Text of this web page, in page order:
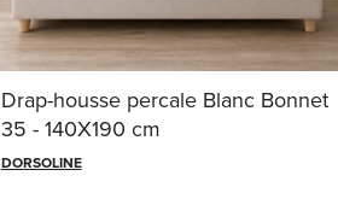
Drap-housse percale Blanc Bonnet
35 - 140X190 cm
DORSOLINE